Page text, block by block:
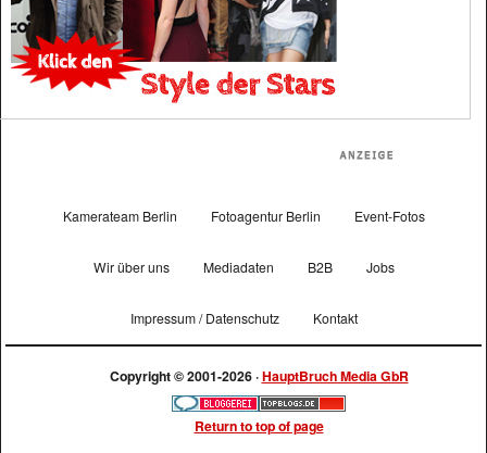
Kamerateam Berlin Fotoagentur Berlin Event-Fotos
Wir über uns Mediadaten B2B Jobs
Impressum / Datenschutz Kontakt
Copyright © 2001-2026 ·HauptBruch Media GbR
Return to top of page